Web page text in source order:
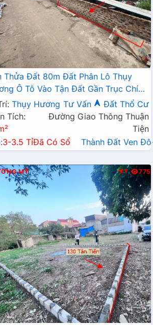
Thửa Đất 80m Đất Phân Lô Thụy
Ô Tô Vào Tận Đất Gần Trục Chính
Doanh Liên Huyện
Thụy Hương Tư Vấn
Đất Thổ Cư
Tích:
Đường Giao Thông Thuận
Tiện
3-3.5 TỉĐã Có Sổ Thành Đất Ven
MỸ T 775